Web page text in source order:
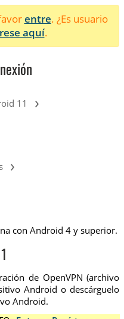
entre. ¿Es usuario
aquí.
11 ›
›
con Android 4 y superior.
de OpenVPN (archivo
Android o descárguelo
Android.